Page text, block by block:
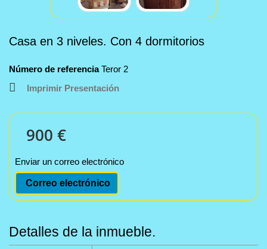
Casa en 3 niveles. Con 4 dormitorios
Número de referencia Teror 2
Imprimir Presentación
900 €
Enviar un correo electrónico
Correo electrónico
Detalles de la inmueble.